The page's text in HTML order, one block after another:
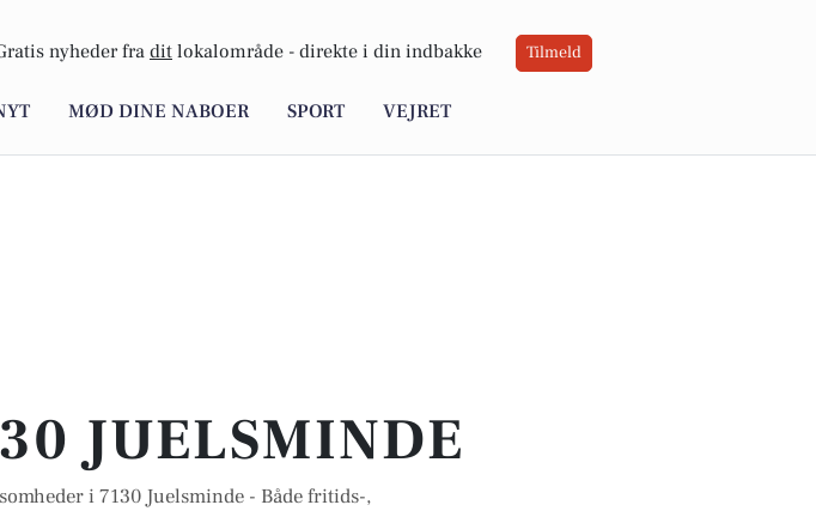
nyheder fra dit lokalområde - direkte i din indbakke Tilmeld
MØD DINE NABOER SPORT VEJRET
JUELSMINDE
i 7130 Juelsminde - Både fritids-,